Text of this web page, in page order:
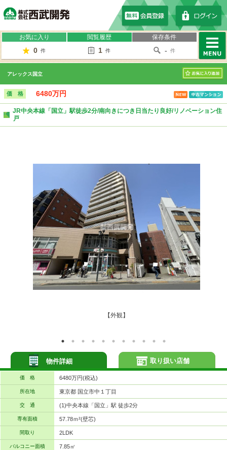
お気に入り
0 件
閲覧履歴
1 件
保存条件
- 件
MENU
アレックス国立
お気に入り
価 格 6480万円
JR中央本線「国立」駅徒歩2分/南向きにつき日当たり良好/リノベーション住
戸
【外観】
物件詳細
価 格 6480万円(税込)
所在地 東京都 国立市中１丁目
交 通 (1)中央本線「国立」駅 徒歩2分
専有面積 57.78ｍ²(壁芯)
間取り 2LDK
バルコニー面積 7.85㎡
取り扱い店舗